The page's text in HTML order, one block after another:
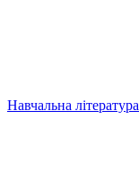
Навчальна література